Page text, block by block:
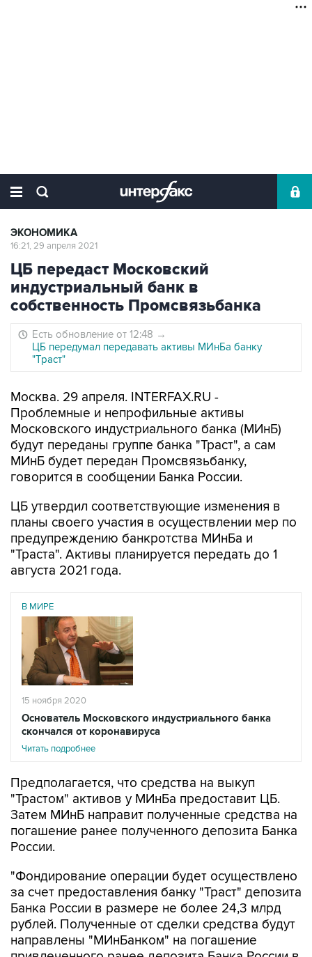
ЭКОНОМИКА
16:21, 29 апреля 2021
ЦБ передаст Московский
индустриальный банк в
собственность Промсвязьбанка
Есть обновление от 12:48 →
ЦБ передумал передавать активы МИнБа банку
"Траст"
Москва. 29 апреля. INTERFAX.RU -
Проблемные и непрофильные активы
Московского индустриального банка (МИнБ)
будут переданы группе банка "Траст", а сам
МИнБ будет передан Промсвязьбанку,
говорится в сообщении Банка России.
ЦБ утвердил соответствующие изменения в
планы своего участия в осуществлении мер по
предупреждению банкротства МИнБа и
"Траста". Активы планируется передать до 1
августа 2021 года.
В МИРЕ
15 ноября 2020
Основатель Московского индустриального банка
скончался от коронавируса
Читать подробнее
Предполагается, что средства на выкуп
"Трастом" активов у МИнБа предоставит ЦБ.
Затем МИнБ направит полученные средства на
погашение ранее полученного депозита Банка
России.
"Фондирование операции будет осуществлено
за счет предоставления банку "Траст" депозита
Банка России в размере не более 24,3 млрд
рублей. Полученные от сделки средства будут
направлены "МИнБанком" на погашение